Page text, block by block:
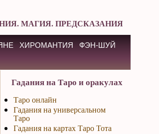
МАГИЯ. ПРЕДСКАЗАНИЯ
ХИРОМАНТИЯ
ФЭН-ШУЙ
Гадания на Таро и оракулах
Таро онлайн
Гадания на универсальном
Таро
Гадания на картах Таро Тота